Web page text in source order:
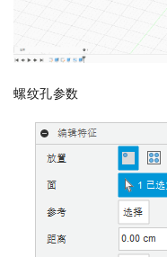
螺纹孔参数